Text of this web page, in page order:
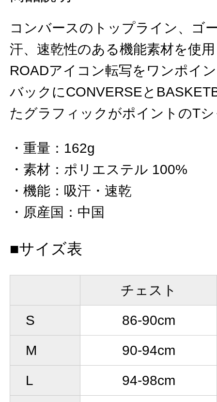
コンバースのトップライン、ゴ
汗、速乾性のある機能素材を使
ROADアイコン転写をワンポイ
バックにCONVERSEと
たグラフィックがポイントのT
重量 ： 162g
素材 ： ポリエステル 100%
機能 ： 吸汗・速乾
原産国 ： 中国
■サイズ表
チェスト
S
86-90cm
M
90-94cm
L
94-98cm